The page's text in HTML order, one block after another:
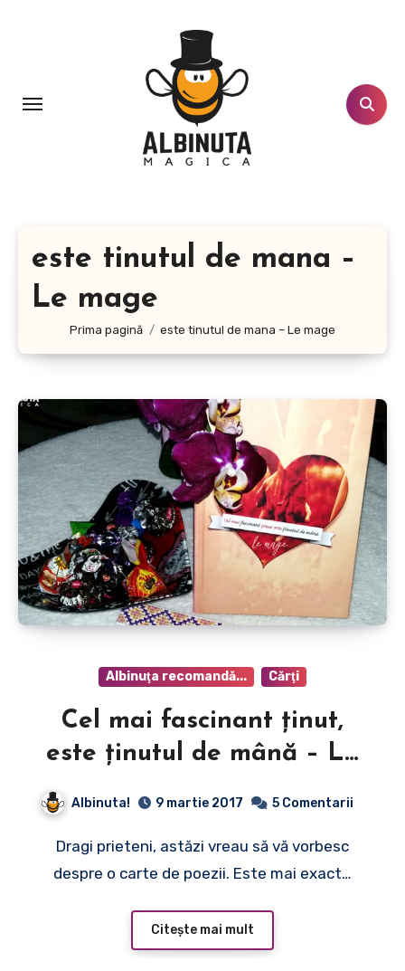
este tinutul de mana –
Le mage
Prima pagină este tinutul de mana – Le mage
Albinuţa recomandă... Cărţi
Cel mai fascinant ţinut,
este ţinutul de mână – Le
Albinuta! 9 martie 2017 5 Comentarii
Dragi prieteni, astăzi vreau să vă vorbesc
despre o carte de poezii. Este mai exact…
Citește mai mult